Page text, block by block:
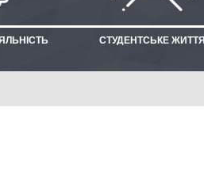
СТУДЕНТСЬКЕ ЖИТТЯ